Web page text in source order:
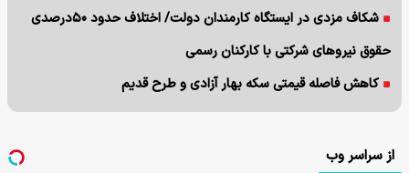
شکاف مزدی در ایستگاه کارمندان دولت/ اختلاف حدود ۵۰درصدی
حقوق نیروهای شرکتی با کارکنان رسمی
کاهش فاصله قیمتی سکه بهار آزادی و طرح قدیم
از سراسر وب